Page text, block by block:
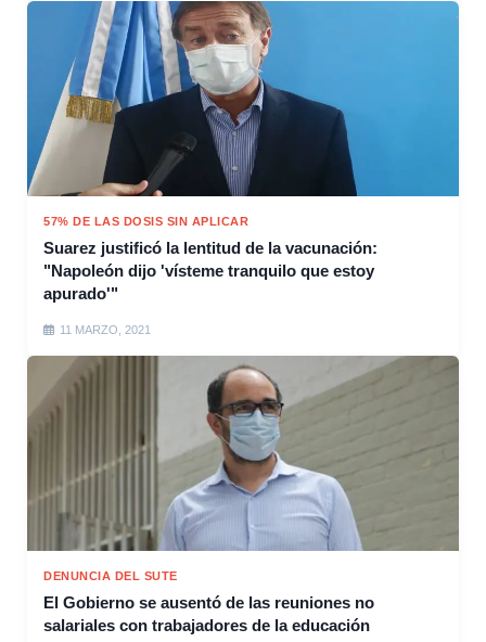
57% DE LAS DOSIS SIN APLICAR
Suarez justificó la lentitud de la vacunación:
"Napoleón dijo 'vísteme tranquilo que estoy
apurado'"
11 MARZO, 2021
DENUNCIA DEL SUTE
El Gobierno se ausentó de las reuniones no
salariales con trabajadores de la educación